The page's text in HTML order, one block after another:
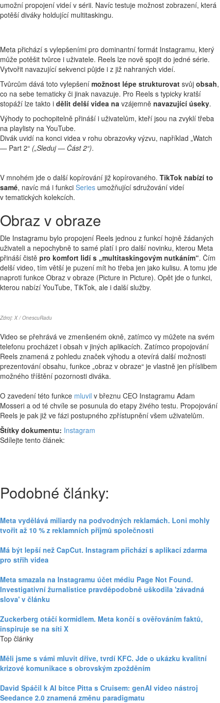
umožní propojení videí v sérii. Navíc testuje možnost zobrazení, která
potěší diváky holdující multitaskingu.
Meta přichází s vylepšeními pro dominantní formát Instagramu, který
může potěšit tvůrce i uživatele. Reels lze nově spojit do jedné série.
Vytvořit navazující sekvenci půjde i z již nahraných videí.
Tvůrcům dává toto vylepšení možnost lépe strukturovat svůj obsah,
co na sebe tematicky či jinak navazuje. Pro Reels s typicky kratší
stopáží lze takto i dělit delší videa na vzájemně navazující úseky.
Výhody to pochopitelně přináší i uživatelům, kteří jsou na zvyklí třeba
na playlisty na YouTube.
Divák uvidí na konci videa v rohu obrazovky výzvu, například „Watch
— Part 2“ („Sleduj — Část 2“).
V mnohém jde o další kopírování již kopírovaného. TikTok nabízí to
samé, navíc má i funkci Series umožňující sdružování videí
v tematických kolekcích.
Obraz v obraze
Dle Instagramu bylo propojení Reels jednou z funkcí hojně žádaných
uživateli a nepochybně to samé platí i pro další novinku, kterou Meta
přináší čistě pro komfort lidí s „multitaskingovým nutkáním“. Čím
delší video, tím větší je puzení mít ho třeba jen jako kulisu. A tomu jde
naproti funkce Obraz v obraze (Picture in Picture). Opět jde o funkci,
kterou nabízí YouTube, TikTok, ale i další služby.
Zdroj: X / OnescuRadu
Video se přehrává ve zmenšeném okně, zatímco vy můžete na svém
telefonu procházet i obsah v jiných aplikacích. Zatímco propojování
Reels znamená z pohledu značek výhodu a otevírá další možnosti
prezentování obsahu, funkce „obraz v obraze“ je vlastně jen příslibem
možného tříštění pozornosti diváka.
O zavedení této funkce mluvil v březnu CEO Instagramu Adam
Mosseri a od té chvíle se posunula do etapy živého testu. Propojování
Reels je pak již ve fázi postupného zpřístupnění všem uživatelům.
Štítky dokumentu: Instagram
Sdílejte tento článek:
Podobné články:
Meta vydělává miliardy na podvodných reklamách. Loni mohly
tvořit až 10 % z reklamních příjmů společnosti
Má být lepší než CapCut. Instagram přichází s aplikací zdarma
pro střih videa
Meta smazala na Instagramu účet médiu Page Not Found.
Investigativní žurnalistice pravděpodobně uškodila 'závadná
slova' v článku
Zuckerberg otáčí kormidlem. Meta končí s ověřováním faktů,
inspiruje se na síti X
Top články
Měli jsme s vámi mluvit dříve, tvrdí KFC. Jde o ukázku kvalitní
krizové komunikace s obrovským zpožděním
David Spáčil k AI bitce Pitta s Cruisem: genAI video nástroj
Seedance 2.0 znamená změnu paradigmatu